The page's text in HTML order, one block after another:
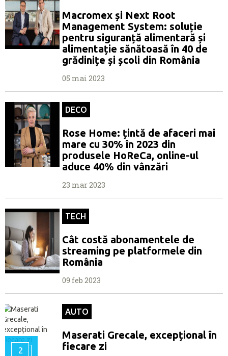
Macromex și Next Root
Management System: soluție
pentru siguranță alimentară și
alimentație sănătoasă în 40 de
grădinițe și școli din România
05 mai 2023
DECO
Rose Home: țintă de afaceri mai
mare cu 30% în 2023 din
produsele HoReCa, online-ul
aduce 40% din vânzări
23 mar 2023
TECH
Cât costă abonamentele de
streaming pe platformele din
România
09 feb 2023
2
AUTO
Maserati Grecale, excepțional în
fiecare zi